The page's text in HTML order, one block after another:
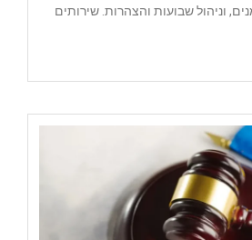
וניהול שבועות והצהרות. שירותים